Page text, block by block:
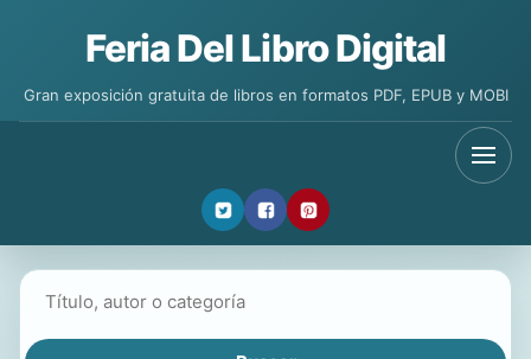
Feria Del Libro Digital
Gran exposición gratuita de libros en formatos PDF, EPUB y MOBI